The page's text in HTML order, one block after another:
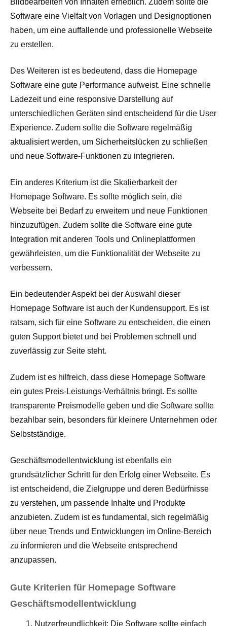
Software eine Vielfalt von Vorlagen und Designoptionen
haben, um eine auffallende und professionelle Webseite
zu erstellen.
Des Weiteren ist es bedeutend, dass die Homepage
Software eine gute Performance aufweist. Eine schnelle
Ladezeit und eine responsive Darstellung auf
unterschiedlichen Geräten sind entscheidend für die User
Experience. Zudem sollte die Software regelmäßig
aktualisiert werden, um Sicherheitslücken zu schließen
und neue Software-Funktionen zu integrieren.
Ein anderes Kriterium ist die Skalierbarkeit der
Homepage Software. Es sollte möglich sein, die
Webseite bei Bedarf zu erweitern und neue Funktionen
hinzuzufügen. Zudem sollte die Software eine gute
Integration mit anderen Tools und Onlineplattformen
gewährleisten, um die Funktionalität der Webseite zu
verbessern.
Ein bedeutender Aspekt bei der Auswahl dieser
Homepage Software ist auch der Kundensupport. Es ist
ratsam, sich für eine Software zu entscheiden, die einen
guten Support bietet und bei Problemen schnell und
zuverlässig zur Seite steht.
Zudem ist es hilfreich, dass diese Homepage Software
ein gutes Preis-Leistungs-Verhältnis bringt. Es sollte
transparente Preismodelle geben und die Software sollte
bezahlbar sein, besonders für kleinere Unternehmen oder
Selbstständige.
Geschäftsmodellentwicklung ist ebenfalls ein
grundsätzlicher Schritt für den Erfolg einer Webseite. Es
ist entscheidend, die Zielgruppe und deren Bedürfnisse
zu verstehen, um passende Inhalte und Produkte
anzubieten. Zudem ist es fundamental, sich regelmäßig
über neue Trends und Entwicklungen im Online-Bereich
zu informieren und die Webseite entsprechend
anzupassen.
Gute Kriterien für Homepage Software
Geschäftsmodellentwicklung
Nutzerfreundlichkeit: Die Software sollte einfach